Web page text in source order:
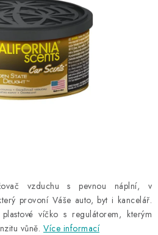
obchodní podmínky
údajů
Mapa serveru
vzduchu s pevnou náplní, v
provoní Váše auto, byt i kancelář.
víčko s regulátorem, kterým
vůně. Více informací